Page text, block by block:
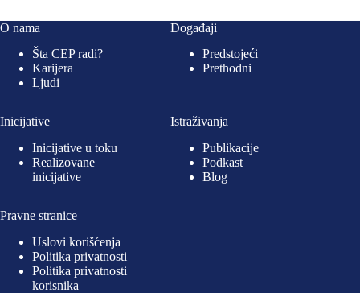
O nama
Šta CEP radi?
Karijera
Ljudi
Događaji
Predstojeći
Prethodni
Inicijative
Inicijative u toku
Realizovane
inicijative
Istraživanja
Publikacije
Podkast
Blog
Pravne stranice
Uslovi korišćenja
Politika privatnosti
Politika privatnosti
korisnika